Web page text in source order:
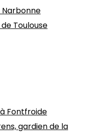
Narbonne
Toulouse
Fontfroide
gardien de la